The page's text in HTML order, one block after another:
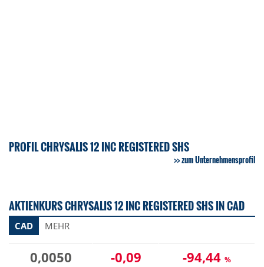
PROFIL CHRYSALIS 12 INC REGISTERED SHS
zum Unternehmensprofil
AKTIENKURS CHRYSALIS 12 INC REGISTERED SHS IN CAD
CAD MEHR
0,0050 -0,09 -94,44 %